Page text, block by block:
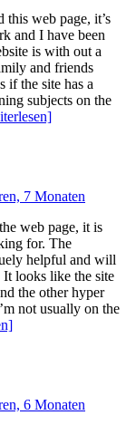
this web page, it’s
and I have been
is with out a
and friends
if the site has a
subjects on the
7 Monaten
web page, it is
for. The
helpful and will
It looks like the site
the other hyper
not usually on the
6 Monaten